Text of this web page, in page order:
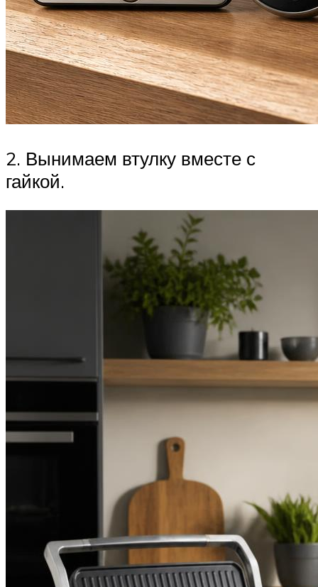
2. Вынимаем втулку вместе с
гайкой.